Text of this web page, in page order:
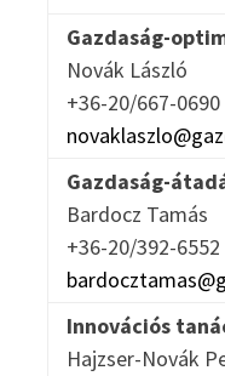
Gazdaság-
Novák László
+36-20/667-0690
Gazdaság-
Bardocz Tamás
+36-20/392-6552
Innovációs
Hajzser-Novák